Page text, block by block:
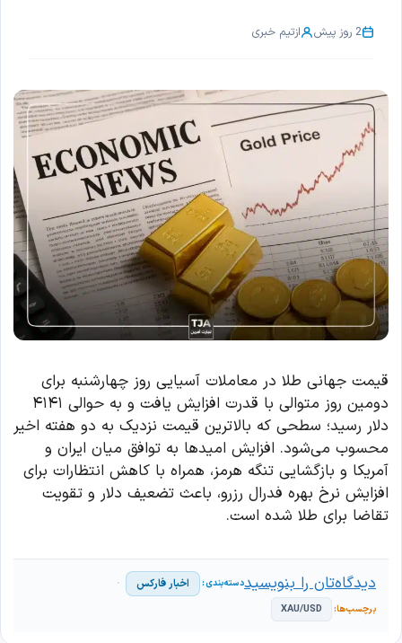
2 روز پیش ازتیم خبری
قیمت جهانی طلا در معاملات آسیایی روز چهارشنبه برای
دومین روز متوالی با قدرت افزایش یافت و به حوالی ۴۱۴۱
دلار رسید؛ سطحی که بالاترین قیمت نزدیک به دو هفته اخیر
محسوب می‌شود. افزایش امیدها به توافق میان ایران و
آمریکا و بازگشایی تنگه هرمز، همراه با کاهش انتظارات برای
افزایش نرخ بهره فدرال رزرو، باعث تضعیف دلار و تقویت
تقاضا برای طلا شده است.
اخبار فارکس
XAU/USD
دیدگاه‌تان را بنویسید